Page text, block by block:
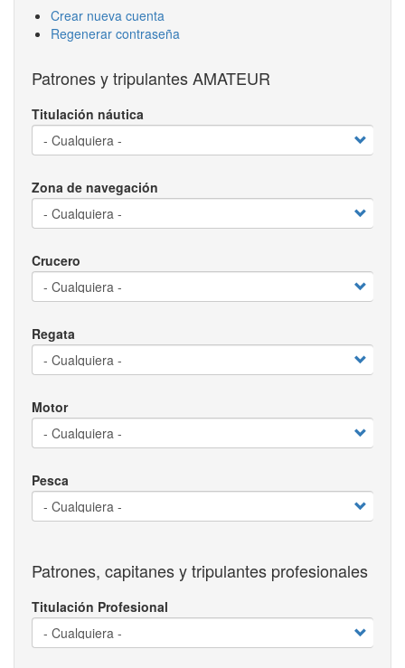
Crear nueva cuenta
Regenerar contraseña
Patrones y tripulantes AMATEUR
Titulación náutica
Zona de navegación
Crucero
Regata
Motor
Pesca
Patrones, capitanes y tripulantes profesionales
Titulación Profesional